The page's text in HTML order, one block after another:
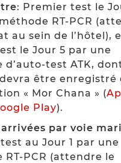
: Premier test le
RT-PCR
au sein de l’hôtel),
le Jour 5 par une
d’auto-test ATK,
être enregistré
« Mor Chana » (
Play).
arrivées par voie
au Jour 1 par une
RT-PCR (attendre le